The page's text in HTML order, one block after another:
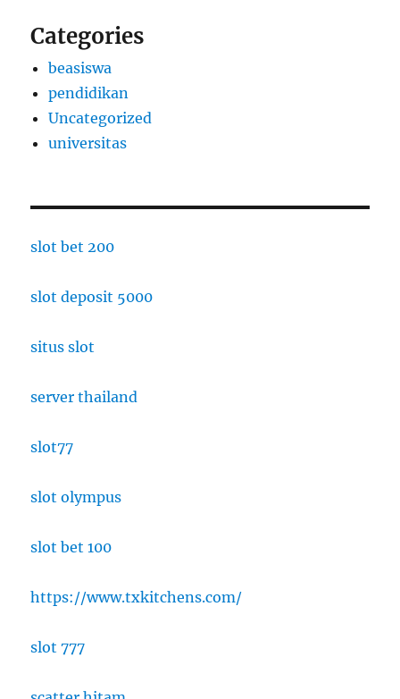
Categories
beasiswa
pendidikan
Uncategorized
universitas
slot bet 200
slot deposit 5000
situs slot
server thailand
slot77
slot olympus
slot bet 100
https://www.txkitchens.com/
slot 777